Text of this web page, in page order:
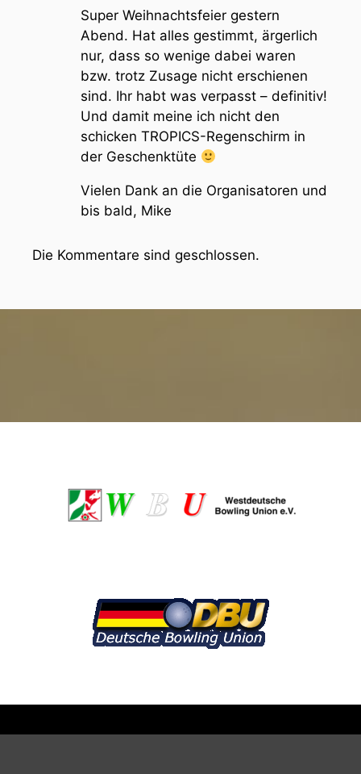
t
:
Super Weihnachtsfeier gestern
Abend. Hat alles gestimmt, ärgerlich
nur, dass so wenige dabei waren
bzw. trotz Zusage nicht erschienen
sind. Ihr habt was verpasst – definitiv!
Und damit meine ich nicht den
schicken TROPICS-Regenschirm in
der Geschenktüte
Vielen Dank an die Organisatoren und
bis bald, Mike
Die Kommentare sind geschlossen.